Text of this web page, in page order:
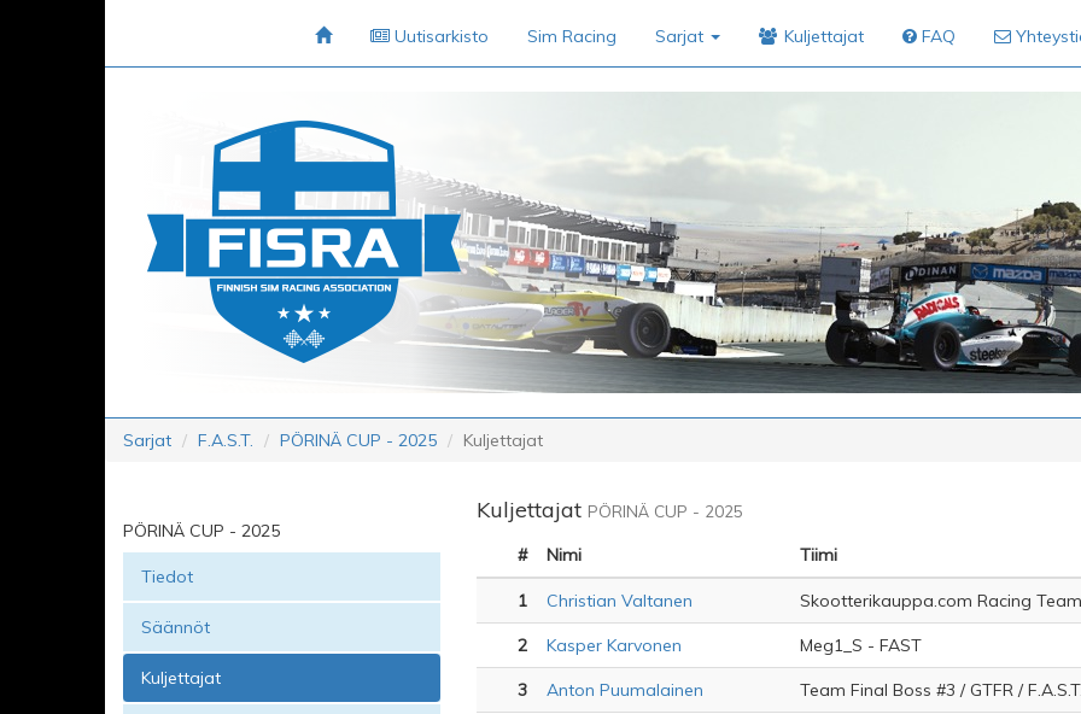
Uutisarkisto Sim Racing Sarjat Kuljettajat FAQ
Sarjat F.A.S.T. PÖRINÄ CUP - 2025 Kuljettajat
PÖRINÄ CUP - 2025
Tiedot
Säännöt
Kuljettajat
Kuljettajat PÖRINÄ CUP - 2025
# Nimi Tiimi
1 Christian Valtanen Skootterikauppa.com Racing Team
2 Kasper Karvonen Meg1_S - FAST
3 Anton Puumalainen Team Final Boss #3 / GTFR /